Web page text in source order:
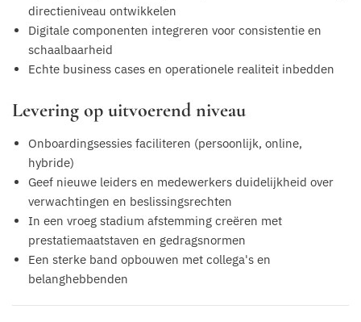
directieniveau ontwikkelen
Digitale componenten integreren voor consistentie en
schaalbaarheid
Echte business cases en operationele realiteit inbedden
Levering op uitvoerend niveau
Onboardingsessies faciliteren (persoonlijk, online,
hybride)
Geef nieuwe leiders en medewerkers duidelijkheid over
verwachtingen en beslissingsrechten
In een vroeg stadium afstemming creëren met
prestatiemaatstaven en gedragsnormen
Een sterke band opbouwen met collega's en
belanghebbenden